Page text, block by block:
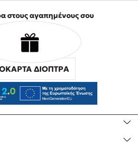
στους αγαπημένους σου
ΔΙΟΠΤΡΑ